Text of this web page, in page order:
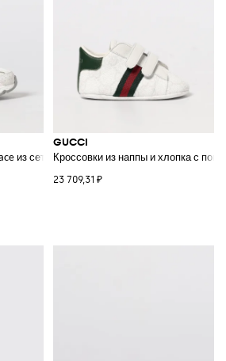
из сетки и резины
GUCCI
Кроссовки из наппы и хлопка с
23 709,31 ₽